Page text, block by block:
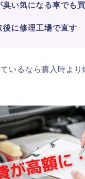
臭い気になる車でも
後に修理工場で直す
いるなら購入時より